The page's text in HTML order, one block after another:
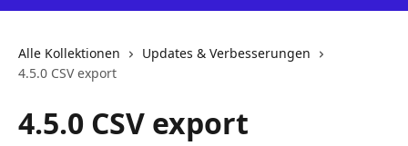
Alle Kollektionen
Updates & Verbesserungen
4.5.0 CSV export
4.5.0 CSV export